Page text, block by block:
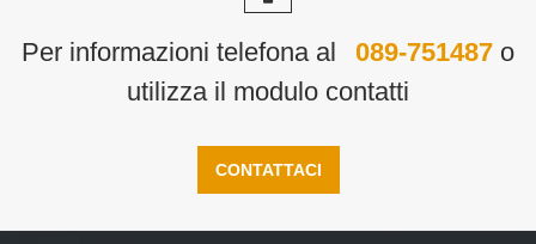
Per informazioni telefona al 089-751487 o
utilizza il modulo contatti
CONTATTACI